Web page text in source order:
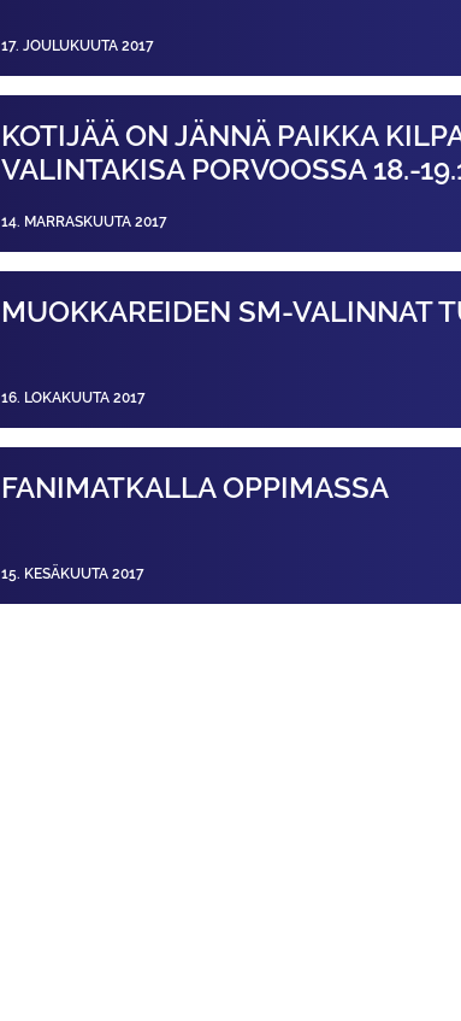
17. JOULUKUUTA 2017
KOTIJÄÄ ON JÄNNÄ PAIKKA
VALINTAKISA PORVOOSSA 18.-
14. MARRASKUUTA 2017
MUOKKAREIDEN SM-VALINNAT
16. LOKAKUUTA 2017
FANIMATKALLA OPPIMASSA
15. KESÄKUUTA 2017